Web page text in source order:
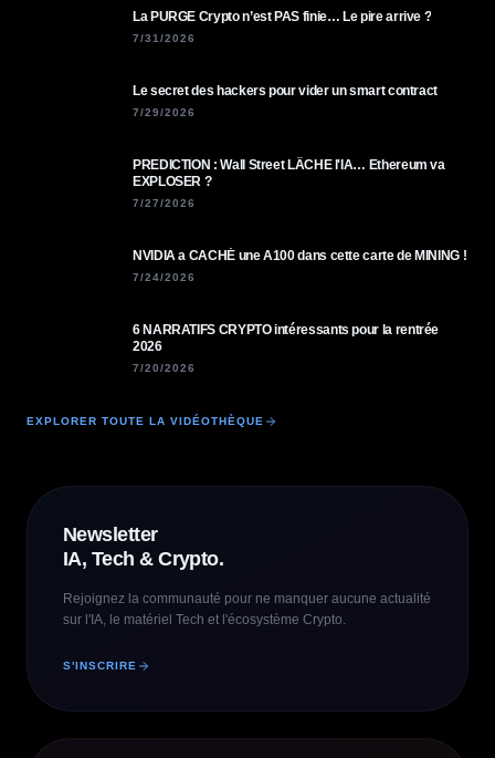
La PURGE Crypto n’est PAS finie… Le pire arrive ?
7/31/2026
Le secret des hackers pour vider un smart contract
7/29/2026
PREDICTION : Wall Street LÂCHE l'IA… Ethereum va
EXPLOSER ?
7/27/2026
NVIDIA a CACHÉ une A100 dans cette carte de MINING !
7/24/2026
6 NARRATIFS CRYPTO intéressants pour la rentrée
2026
7/20/2026
EXPLORER TOUTE LA VIDÉOTHÈQUE
Newsletter
IA, Tech & Crypto.
Rejoignez la communauté pour ne manquer aucune actualité
sur l'IA, le matériel Tech et l'écosystème Crypto.
S'INSCRIRE